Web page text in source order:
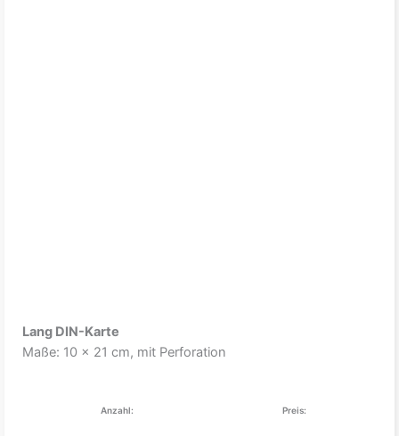
Lang DIN-Karte
Maße: 10 x 21 cm, mit Perforation
Anzahl: Preis: